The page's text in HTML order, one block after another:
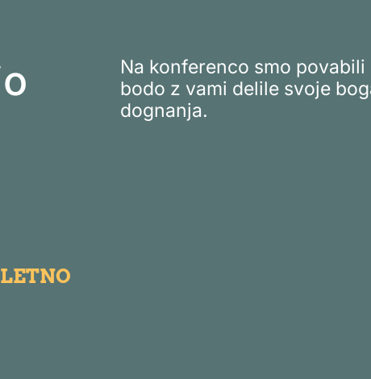
Na konferenco smo
bodo z vami delile svoje
dognanja.